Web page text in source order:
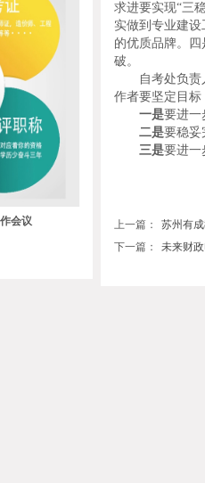
会议
求进要实现“三
实做到专业建
的优质品牌。
破。
自考处负
作者要坚定目
一是要进一
二是要稳妥
三是要进一
上一篇：
苏州有
下一篇：
未来财